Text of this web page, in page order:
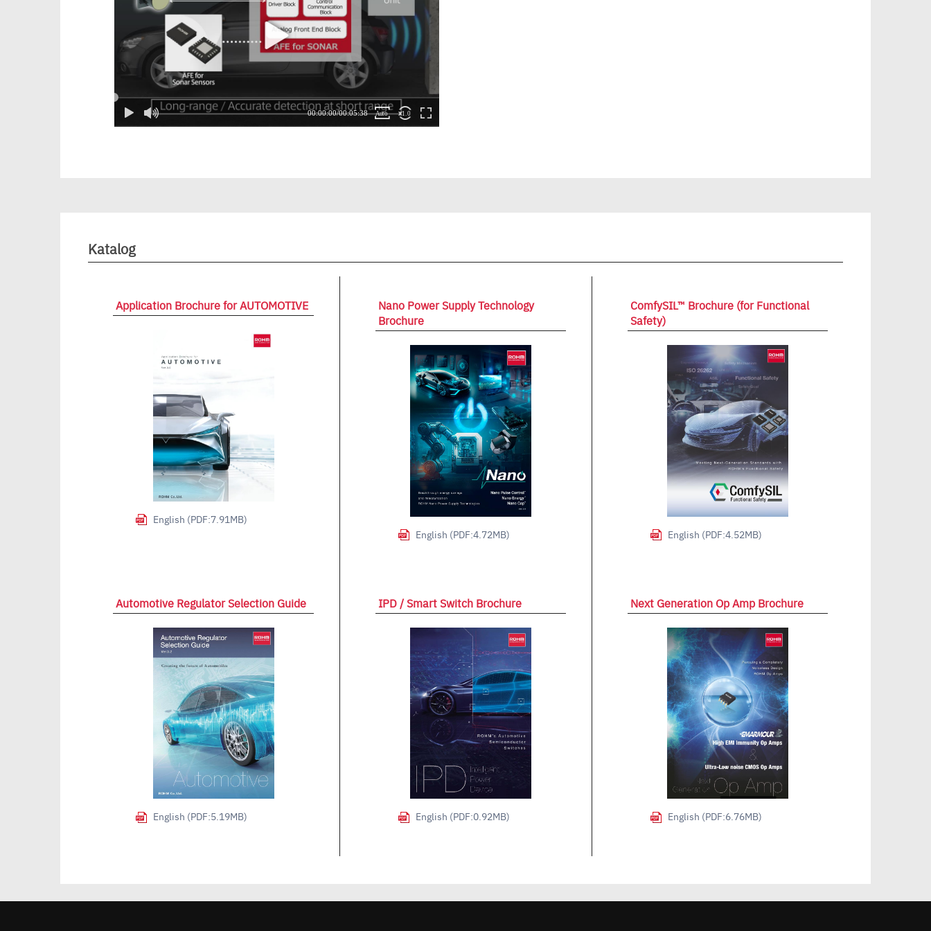
Katalog
Application Brochure for AUTOMOTIVE
English (PDF:7.91MB)
Nano Power Supply Technology
Brochure
English (PDF:4.72MB)
ComfySIL™ Brochure (for Functional
Safety)
English (PDF:4.52MB)
Automotive Regulator Selection Guide
English (PDF:5.19MB)
IPD / Smart Switch Brochure
English (PDF:0.92MB)
Next Generation Op Amp Brochure
English (PDF:6.76MB)